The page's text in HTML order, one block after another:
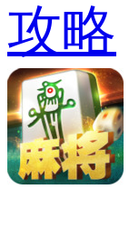
攻略